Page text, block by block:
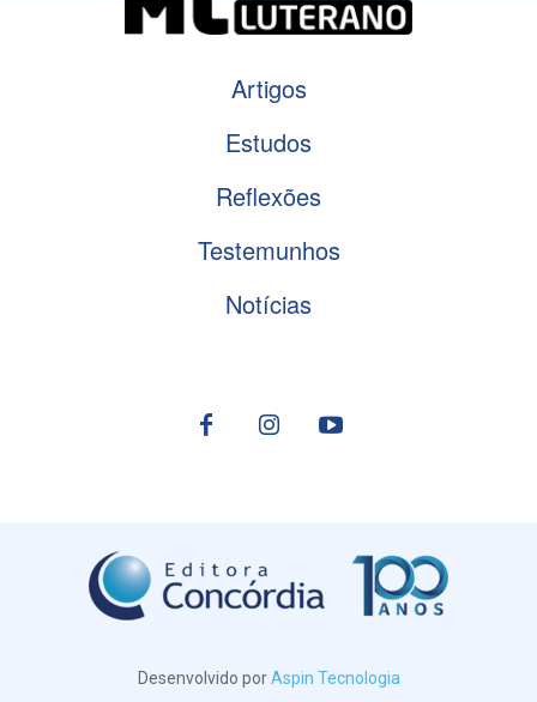
Artigos
Estudos
Reflexões
Testemunhos
Notícias
Desenvolvido porAspin Tecnologia